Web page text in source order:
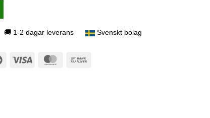
🚚 1-2 dagar leverans Svenskt bolag
Maestro Visa MasterCard